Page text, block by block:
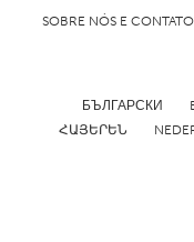
NETHERLANDS
Leiden
SOBRE NÓS E CONTATO
БЪЛГАРСКИ
ՀԱՅԵՐԵՆ